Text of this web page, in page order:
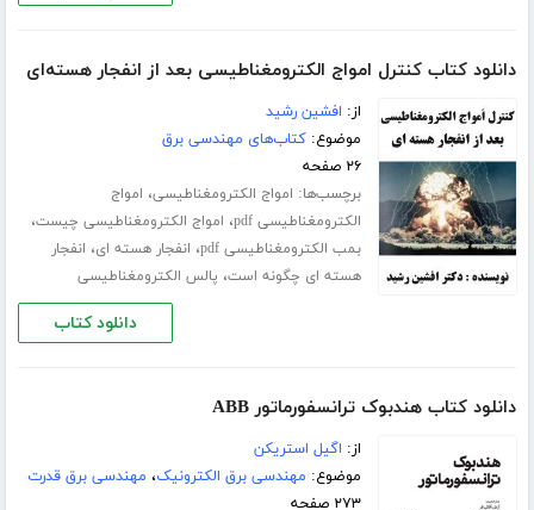
دانلود کتاب کنترل امواج الکترومغناطیسی بعد از انفجار هسته‌ای
از: افشین رشید
موضوع:کتاب‌های مهندسی برق
۲۶ صفحه
برچسب‌ها: امواج الکترومغناطیسی، امواج
الکترومغناطیسی pdf
، امواج الکترومغناطیسی چیست،
بمب الکترومغناطیسی pdf ، انفجار هسته ای، انفجار
هسته ای چگونه است، پالس الکترومغناطیسی
دانلود کتاب
دانلود کتاب هندبوک ترانسفورماتور ABB
از: اگیل استریکن
موضوع: مهندسی برق الکترونیک، مهندسی برق قدرت
۲۷۳ صفحه